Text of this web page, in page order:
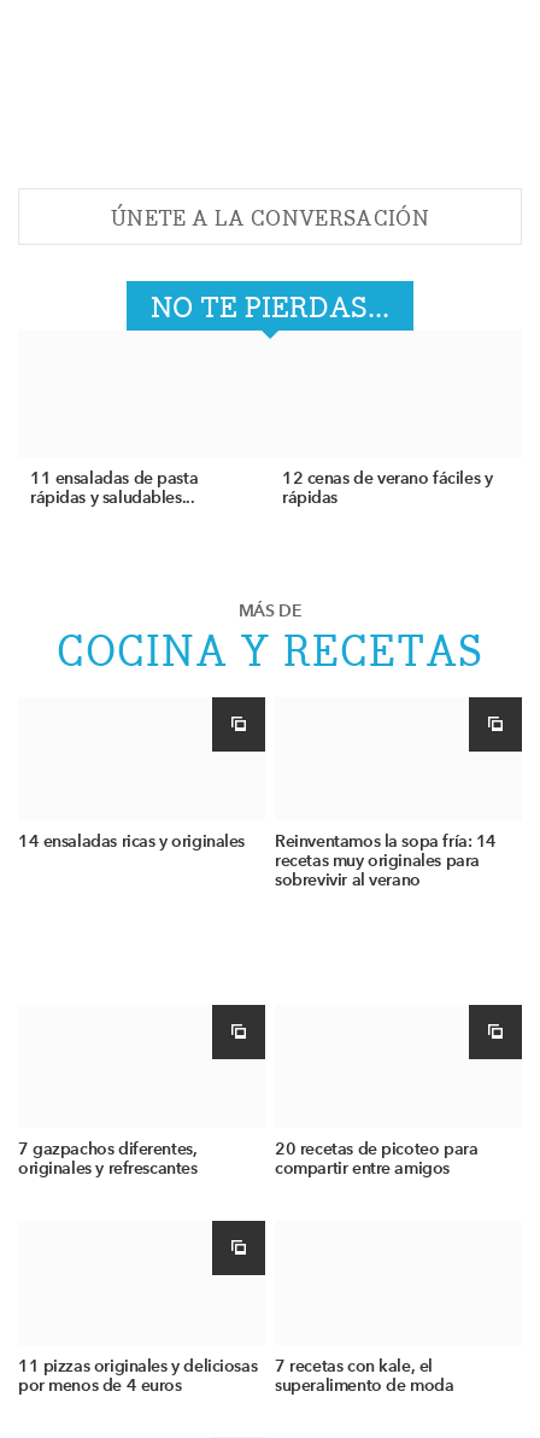
ÚNETE A LA CONVERSACIÓN
NO TE PIERDAS...
11 ensaladas de pasta
rápidas y saludables...
12 cenas de verano fáciles y
rápidas
MÁS DE
COCINA Y RECETAS
14 ensaladas ricas y originales
Reinventamos la sopa fría: 14
recetas muy originales para
sobrevivir al verano
7 gazpachos diferentes,
originales y refrescantes
20 recetas de picoteo para
compartir entre amigos
11 pizzas originales y deliciosas
por menos de 4 euros
7 recetas con kale, el
superalimento de moda